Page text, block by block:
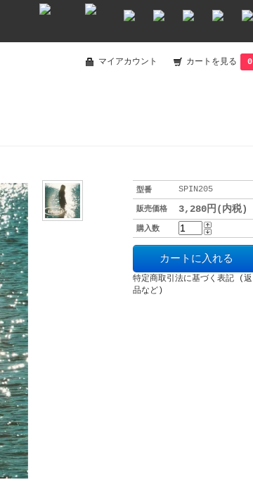
マイアカウント カートを見る 0
型番 SPIN205
販売価格 3,280円(内税)
購入数
特定商取引法に基づく表記 (返
品など)